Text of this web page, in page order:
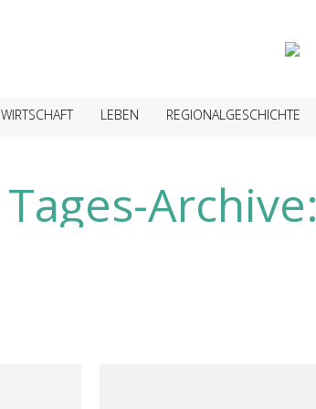
WIRTSCHAFT LEBEN REGIONALGESCHICHTE
Tages-Archive: